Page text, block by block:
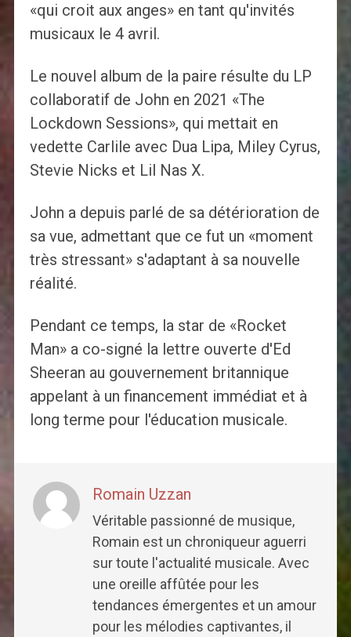
«qui croit aux anges» en tant qu'invités
musicaux le 4 avril.
Le nouvel album de la paire résulte du LP
collaboratif de John en 2021 «The
Lockdown Sessions», qui mettait en
vedette Carlile avec Dua Lipa, Miley Cyrus,
Stevie Nicks et Lil Nas X.
John a depuis parlé de sa détérioration de
sa vue, admettant que ce fut un «moment
très stressant» s'adaptant à sa nouvelle
réalité.
Pendant ce temps, la star de «Rocket
Man» a co-signé la lettre ouverte d'Ed
Sheeran au gouvernement britannique
appelant à un financement immédiat et à
long terme pour l'éducation musicale.
Romain Uzzan
Véritable passionné de musique,
Romain est un chroniqueur aguerri
sur toute l'actualité musicale. Avec
une oreille affûtée pour les
tendances émergentes et un amour
pour les mélodies captivantes, il